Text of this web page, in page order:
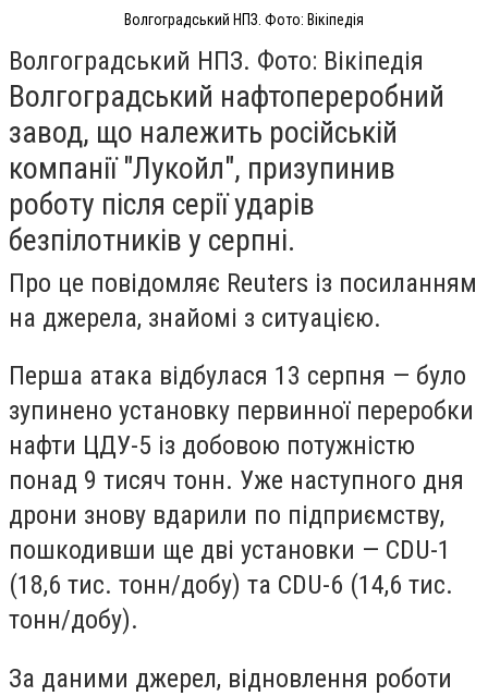
Волгоградський НПЗ. Фото: Вікіпедія
Волгоградський НПЗ. Фото: Вікіпедія
Волгоградський нафтопереробний
завод, що належить російській
компанії "Лукойл", призупинив
роботу після серії ударів
безпілотників у серпні.
Про це повідомляє Reuters із посиланням
на джерела, знайомі з ситуацією.
Перша атака відбулася 13 серпня — було
зупинено установку первинної переробки
нафти ЦДУ-5 із добовою потужністю
понад 9 тисяч тонн. Уже наступного дня
дрони знову вдарили по підприємству,
пошкодивши ще дві установки — CDU-1
(18,6 тис. тонн/добу) та CDU-6 (14,6 тис.
тонн/добу).
За даними джерел, відновлення роботи